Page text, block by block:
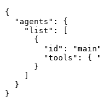
{
  "agents"
: {
    "list"
: [
      {
        "id"
: "main"
        "tools"
: {
      }
    ]
  }
}